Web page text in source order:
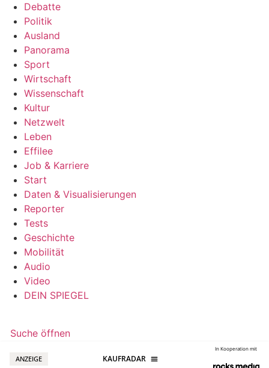
Debatte
Politik
Ausland
Panorama
Sport
Wirtschaft
Wissenschaft
Kultur
Netzwelt
Leben
Effilee
Job & Karriere
Start
Daten & Visualisierungen
Reporter
Tests
Geschichte
Mobilität
Audio
Video
DEIN SPIEGEL
Suche öffnen
ANZEIGE
In Kooperation mit